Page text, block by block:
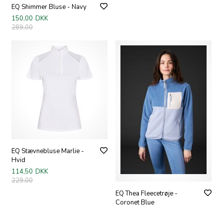
EQ Shimmer Bluse - Navy
150,00 DKK
289,00
EQ Stævnebluse Marlie -
Hvid
114,50 DKK
229,00
EQ Thea Fleecetrøje -
Coronet Blue